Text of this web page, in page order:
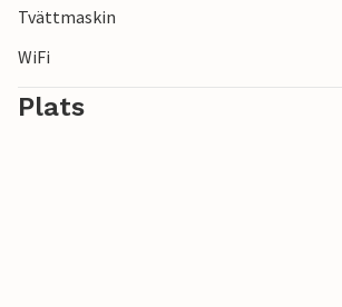
Tvättmaskin
WiFi
Plats